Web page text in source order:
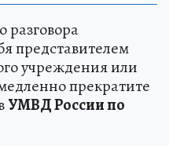
разговора
представителем
учреждения или
прекратите
УМВД России по